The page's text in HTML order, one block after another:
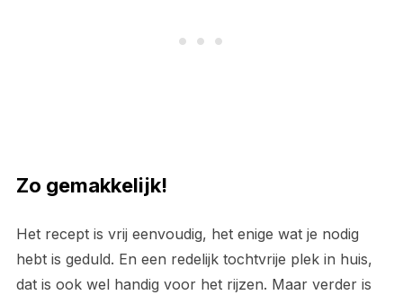
Zo gemakkelijk!
Het recept is vrij eenvoudig, het enige wat je nodig
hebt is geduld. En een redelijk tochtvrije plek in huis,
dat is ook wel handig voor het rijzen. Maar verder is